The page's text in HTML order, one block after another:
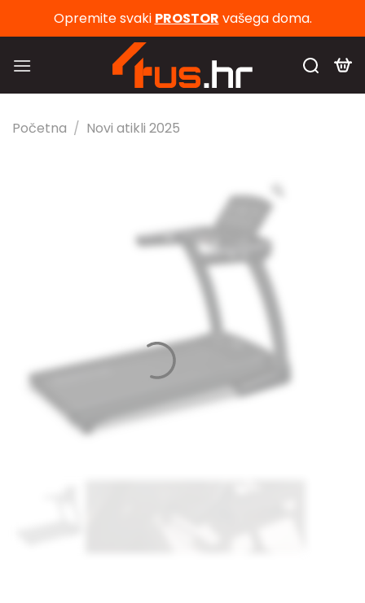
Opremite svaki PROSTOR vašega doma.
Početna / Novi atikli 2025